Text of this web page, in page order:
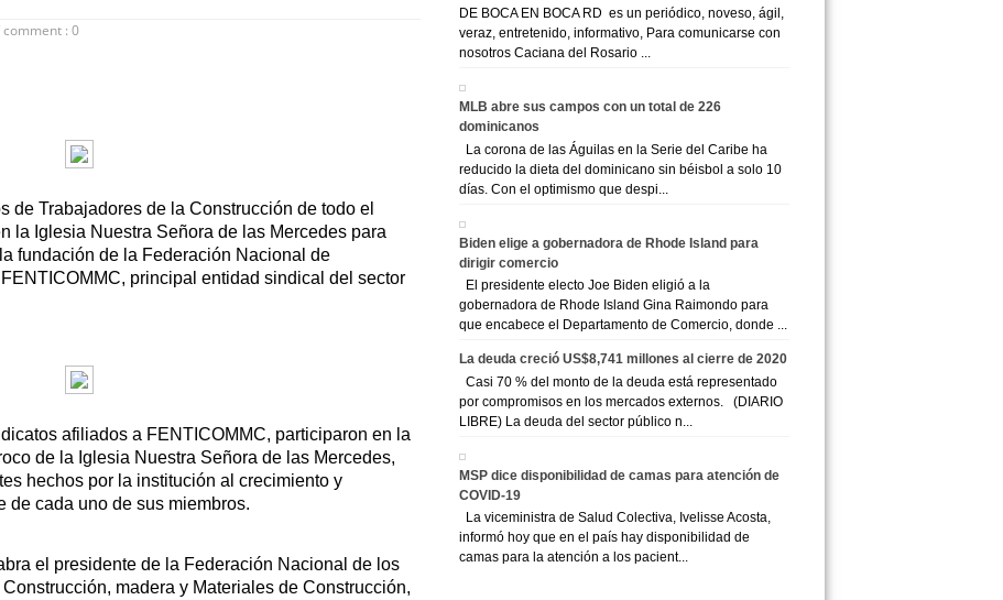
comment : 0
de Trabajadores de la Construcción de todo el
la Iglesia Nuestra Señora de las Mercedes para
fundación de la Federación Nacional de
principal entidad sindical del sector
afiliados a FENTICOMMC, participaron en la
de la Iglesia Nuestra Señora de las Mercedes,
hechos por la institución al crecimiento y
de cada uno de sus miembros.
el presidente de la Federación Nacional de los
madera y Materiales de Construcción,
DE BOCA EN BOCA RD es un periódico, noveso, ágil,
veraz, entretenido, informativo, Para comunicarse con
nosotros Caciana del Rosario ...
MLB abre sus campos con un total de 226
dominicanos
La corona de las Águilas en la Serie del Caribe ha
reducido la dieta del dominicano sin béisbol a solo 10
días. Con el optimismo que despi...
Biden elige a gobernadora de Rhode Island para
dirigir comercio
El presidente electo Joe Biden eligió a la
gobernadora de Rhode Island Gina Raimondo para
que encabece el Departamento de Comercio, donde ...
La deuda creció US$8,741 millones al cierre de 2020
Casi 70 % del monto de la deuda está representado
por compromisos en los mercados externos. (DIARIO
LIBRE) La deuda del sector público n...
MSP dice disponibilidad de camas para atención de
COVID-19
La viceministra de Salud Colectiva, Ivelisse Acosta,
informó hoy que en el país hay disponibilidad de
camas para la atención a los pacient...